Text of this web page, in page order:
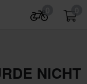
NICHT